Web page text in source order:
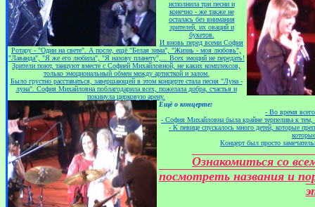
исполнила три песни и
конечно - же также не
осталась без внимания
зрителей, их оваций и
букетов.
И вновь перед всеми София
Ротару - "Один на свете". А после, ещё "Белая зима", "Жизнь - моя любовь",
"Лаванда", "Я же его любила", "Я назову планету",... Всех эмоций не передать!
Зрители поют, танцуют вместе с Софией Михайловной, не каких комплексов,
только эмоциональный обмен между артисткой и залом.
Было грустно расставаться, завершающей в этом концерте стала песня "Луна -
луна". София Михайловна поблагодарила всех, пожелала добра, счастья и
покинула цирковую арену.
Ещё о концерте:
- Во время
- София Михайловна была крайне терпелива к тем,
- К певице спускалось много детей, которые
Концерт был просто
Ознакомиться со
посмотреть названия и